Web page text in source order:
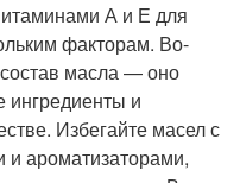
А и Е для
факторам. Во-
масла — оно
ингредиенты и
Избегайте масел с
и ароматизаторами,